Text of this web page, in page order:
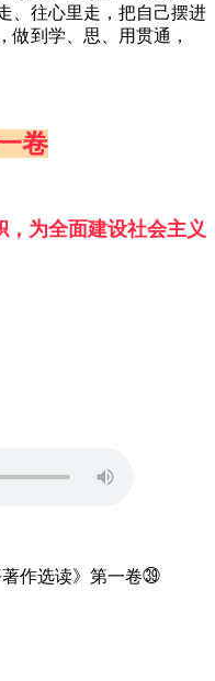
、往心里走，把自己摆进
做到学、思、用贯通，
卷
为全面建设社会主义